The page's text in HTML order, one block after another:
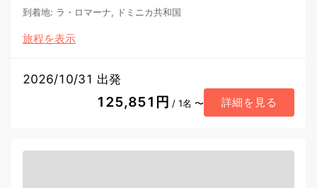
到着地: ラ・ロマーナ, ドミニカ共和国
旅程を表示
2026/10/31 出発
125,851円 / 1名 〜 詳細を見る